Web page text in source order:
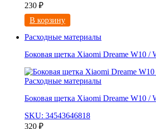
230 ₽
В корзину
Расходные материалы
Боковая щетка Xiaomi Dreame W10 /
Расходные материалы
Боковая щетка Xiaomi Dreame W10 /
SKU: 34543646818
320 ₽